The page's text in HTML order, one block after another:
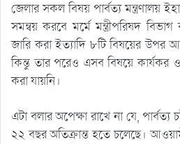
জেলার সকল বিষয় পার্বত্য মন্ত্রণালয়
সমন্বয় করবে মর্মে মন্ত্রীপরিষদ
জারি করা ইত্যাদি ৮টি বিষয়ের উপর
কিন্তু তার পরেও এসব বিষয়ে কার্যকর
করা যায়নি।
এটা বলার অপেক্ষা রাখে না যে, পার্বত্য
২২ বছর অতিক্রান্ত হতে চলেছে।